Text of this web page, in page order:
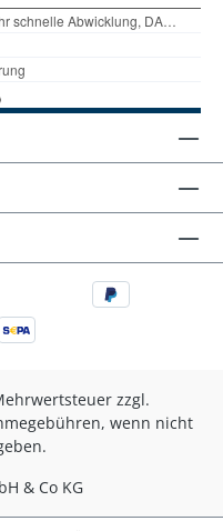
zzgl.
wenn nicht
& Co KG